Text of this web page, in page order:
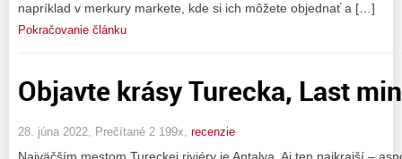
napríklad v merkury markete, kde si ich môžete objednať a […]
Pokračovanie článku
Objavte krásy Turecka, Last
28. júna 2022, Prečítané 2 199x, recenzie
Najväčším mestom Tureckej riviéry je Antalya. Aj ten najkrajší –